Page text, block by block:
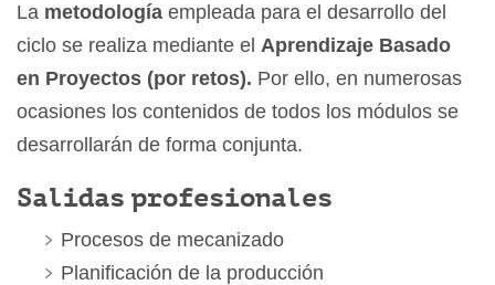
La metodología empleada para el desarrollo del
ciclo se realiza mediante el Aprendizaje Basado
en Proyectos (por retos). Por ello, en numerosas
ocasiones los contenidos de todos los módulos se
desarrollarán de forma conjunta.
Salidas profesionales
Procesos de mecanizado
Planificación de la producción